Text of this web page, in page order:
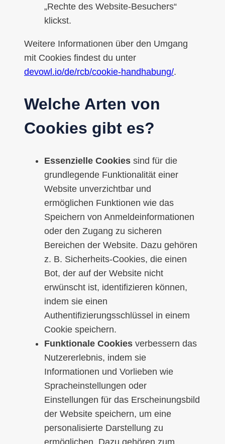
„Rechte des Website-Besuchers“
klickst.
Weitere Informationen über den Umgang
mit Cookies findest du unter
devowl.io/de/rcb/cookie-handhabung/.
Welche Arten von
Cookies gibt es?
Essenzielle Cookies sind für die
grundlegende Funktionalität einer
Website unverzichtbar und
ermöglichen Funktionen wie das
Speichern von Anmeldeinformationen
oder den Zugang zu sicheren
Bereichen der Website. Dazu gehören
z. B. Sicherheits-Cookies, die einen
Bot, der auf der Website nicht
erwünscht ist, identifizieren können,
indem sie einen
Authentifizierungsschlüssel in einem
Cookie speichern.
Funktionale Cookies verbessern das
Nutzererlebnis, indem sie
Informationen und Vorlieben wie
Spracheinstellungen oder
Einstellungen für das Erscheinungsbild
der Website speichern, um eine
personalisierte Darstellung zu